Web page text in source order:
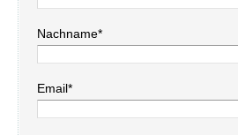
Nachname*
Email*